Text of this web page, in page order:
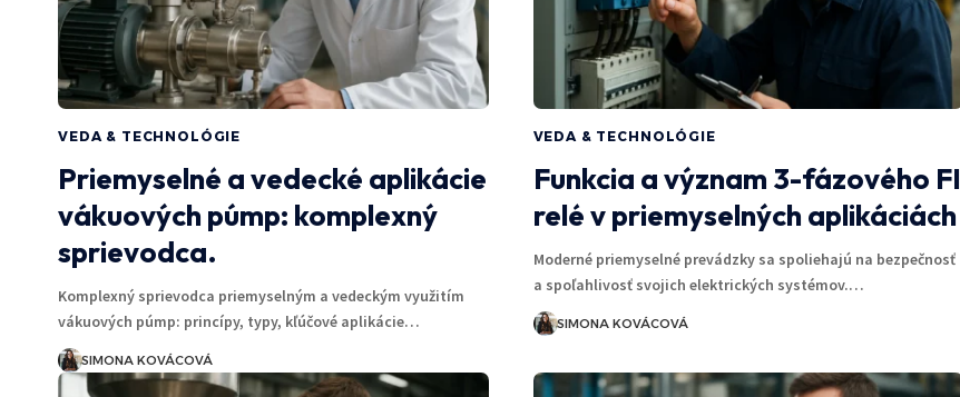
VEDA & TECHNOLÓGIE
Priemyselné a vedecké aplikácie
vákuových púmp: komplexný
sprievodca.
Komplexný sprievodca priemyselným a vedeckým využitím
vákuových púmp: princípy, typy, kľúčové aplikácie…
SIMONA KOVÁCOVÁ
VEDA & TECHNOLÓGIE
Funkcia a význam 3-fázového FI
relé v priemyselných aplikáciách
Moderné priemyselné prevádzky sa spoliehajú na bezpečnosť
a spoľahlivosť svojich elektrických systémov.…
SIMONA KOVÁCOVÁ